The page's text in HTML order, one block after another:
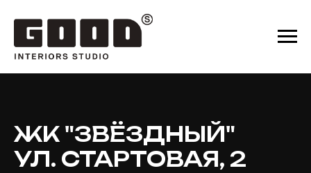
ЖК "ЗВЁЗДНЫЙ"
УЛ. СТАРТОВАЯ, 2